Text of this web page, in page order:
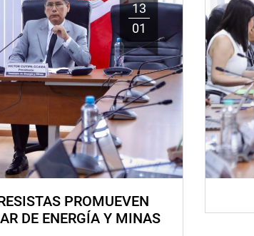
13
01
PROMUEVEN
DE ENERGÍA Y MINAS